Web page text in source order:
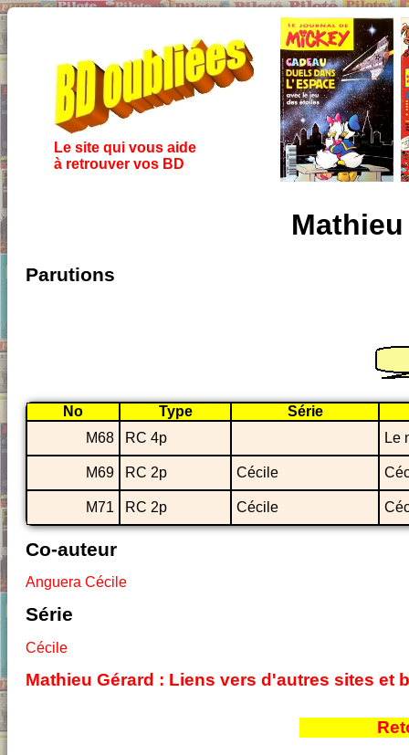
Le site qui vous aide
à retrouver vos BD
Parutions
No Type
Série
M68
RC 4p Le
M69 RC 2p Cécile
M71 RC 2p Cécile
Co-auteur
Anguera Cécile
Série
Cécile
Mathieu Gérard : Liens vers d'autres sites et